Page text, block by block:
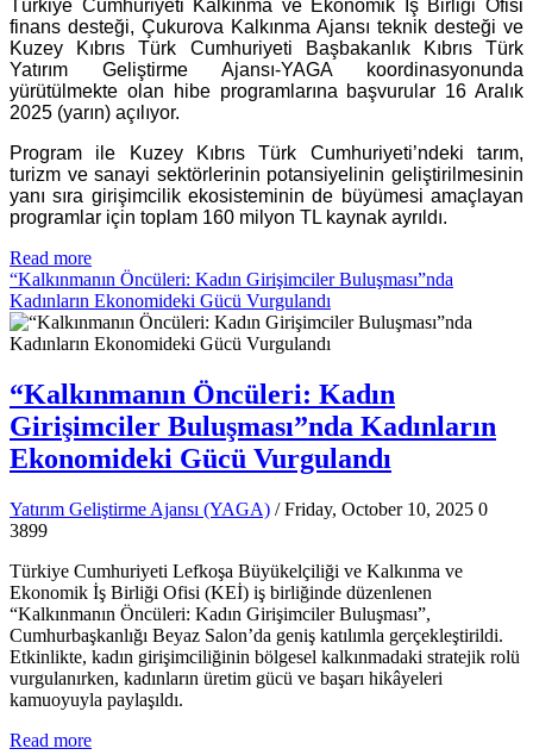
Türkiye Cumhuriyeti Kalkınma ve Ekonomik İş Birliği Ofisi
finans desteği, Çukurova Kalkınma Ajansı teknik desteği ve
Kuzey Kıbrıs Türk Cumhuriyeti Başbakanlık Kıbrıs Türk
Yatırım Geliştirme Ajansı-YAGA koordinasyonunda
yürütülmekte olan hibe programlarına başvurular 16 Aralık
2025 (yarın) açılıyor.
Program ile Kuzey Kıbrıs Türk Cumhuriyeti’ndeki tarım,
turizm ve sanayi sektörlerinin potansiyelinin geliştirilmesinin
yanı sıra girişimcilik ekosisteminin de büyümesi amaçlayan
programlar için toplam 160 milyon TL kaynak ayrıldı.
Read more
“Kalkınmanın Öncüleri: Kadın Girişimciler Buluşması”nda
Kadınların Ekonomideki Gücü Vurgulandı
“Kalkınmanın Öncüleri: Kadın
Girişimciler Buluşması”nda Kadınların
Ekonomideki Gücü Vurgulandı
Yatırım Geliştirme Ajansı (YAGA) / Friday, October 10, 2025 0
3899
Türkiye Cumhuriyeti Lefkoşa Büyükelçiliği ve Kalkınma ve
Ekonomik İş Birliği Ofisi (KEİ) iş birliğinde düzenlenen
“Kalkınmanın Öncüleri: Kadın Girişimciler Buluşması”,
Cumhurbaşkanlığı Beyaz Salon’da geniş katılımla gerçekleştirildi.
Etkinlikte, kadın girişimciliğinin bölgesel kalkınmadaki stratejik rolü
vurgulanırken, kadınların üretim gücü ve başarı hikâyeleri
kamuoyuyla paylaşıldı.
Read more